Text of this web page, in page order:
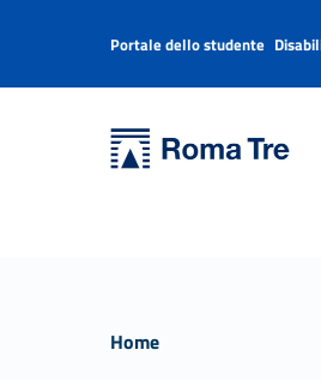
Università Roma Tre
Header info sidebar
Portale dello studente
Home